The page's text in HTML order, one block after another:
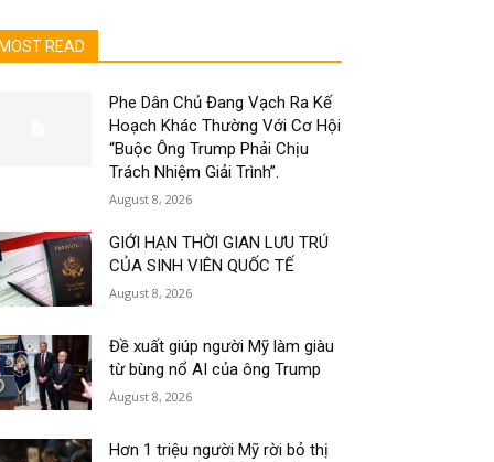
MOST READ
Phe Dân Chủ Đang Vạch Ra Kế
Hoạch Khác Thường Với Cơ Hội
“Buộc Ông Trump Phải Chịu
Trách Nhiệm Giải Trình”.
August 8, 2026
GIỚI HẠN THỜI GIAN LƯU TRÚ
CỦA SINH VIÊN QUỐC TẾ
August 8, 2026
Đề xuất giúp người Mỹ làm giàu
từ bùng nổ AI của ông Trump
August 8, 2026
Hơn 1 triệu người Mỹ rời bỏ thị